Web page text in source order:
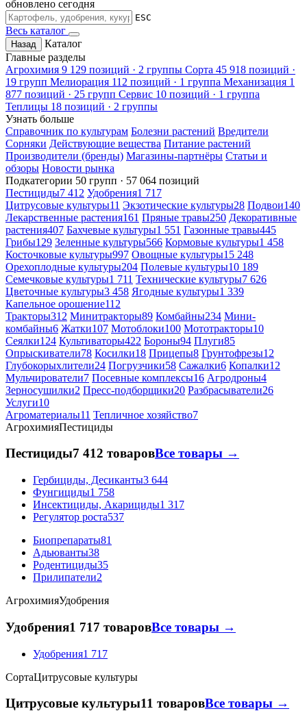
обновлено сегодня
ESC
Весь каталог
Назад
Каталог
Главные разделы
Агрохимия 9 129 позиций · 2 группы Сорта 45 918 позиций ·
19 групп Мелиорация 112 позиций · 1 группа Механизация 1
877 позиций · 25 групп Сервис 10 позиций · 1 группа
Теплицы 18 позиций · 2 группы
Узнать больше
Справочник по культурам Болезни растений Вредители
Сорняки Действующие вещества Питание растений
Производители (бренды) Магазины-партнёры Статьи и
обзоры Новости рынка
Подкатегории 50 групп · 57 064 позиций
Пестициды7 412 Удобрения1 717
Цитрусовые культуры11 Экзотические культуры28 Подвои140
Лекарственные растения161 Пряные травы250 Декоративные
растения407 Бахчевые культуры1 551 Газонные травы445
Грибы129 Зеленные культуры566 Кормовые культуры1 458
Косточковые культуры997 Овощные культуры15 248
Орехоплодные культуры204 Полевые культуры10 189
Семечковые культуры1 711 Технические культуры7 626
Цветочные культуры3 458 Ягодные культуры1 339
Капельное орошение112
Тракторы312 Минитракторы89 Комбайны234 Мини-
комбайны6 Жатки107 Мотоблоки100 Мототракторы10
Сеялки124 Культиваторы422 Бороны94 Плуги85
Опрыскиватели78 Косилки18 Прицепы8 Грунтофрезы12
Глубокорыхлители24 Погрузчики58 Сажалки6 Копалки12
Мульчирователи7 Посевные комплексы16 Агродроны4
Зерносушилки2 Пресс-подборщики20 Разбрасыватели26
Услуги10
Агроматериалы11 Тепличное хозяйство7
АгрохимияПестициды
Пестициды7 412 товаровВсе товары →
Гербициды, Десиканты3 644
Фунгициды1 758
Инсектициды, Акарициды1 317
Регулятор роста537
Биопрепараты81
Адьюванты38
Родентициды35
Прилипатели2
АгрохимияУдобрения
Удобрения1 717 товаровВсе товары →
Удобрения1 717
СортаЦитрусовые культуры
Цитрусовые культуры11 товаровВсе товары →